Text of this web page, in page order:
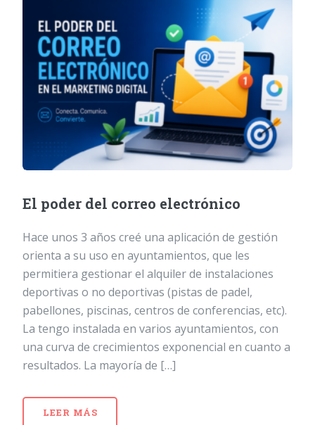
El poder del correo electrónico
Hace unos 3 años creé una aplicación de gestión
orienta a su uso en ayuntamientos, que les
permitiera gestionar el alquiler de instalaciones
deportivas o no deportivas (pistas de padel,
pabellones, piscinas, centros de conferencias, etc).
La tengo instalada en varios ayuntamientos, con
una curva de crecimientos exponencial en cuanto a
resultados. La mayoría de […]
LEER MÁS